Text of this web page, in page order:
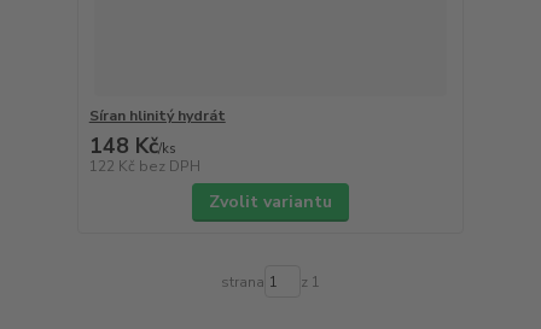
Síran hlinitý hydrát
148 Kč/ks
122 Kč bez DPH
Zvolit variantu
strana z 1